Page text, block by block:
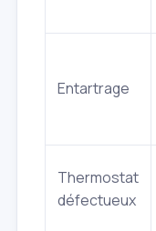
Entartrage
Thermostat
défectueux